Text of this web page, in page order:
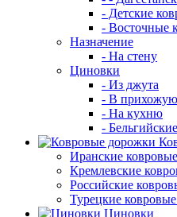
- Детские
- Восточные
Назначение
- На стену
Циновки
- Из джута
- В прихожую
- На кухню
- Бельгийские
Иранские
Кремлевские
Российские
Турецкие
Циновки